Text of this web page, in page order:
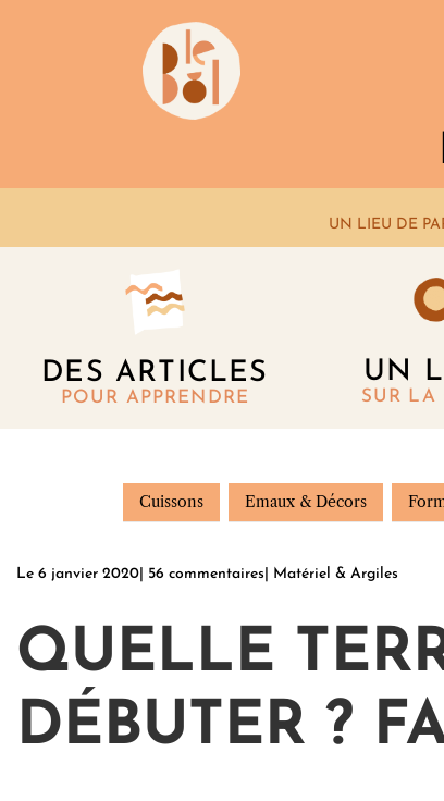
UN LIEU DE
DES ARTICLES
POUR APPRENDRE
UN
SUR LA
Cuissons Emaux & Décors
Le 6 janvier 2020 56 commentaires Matériel & Argiles
QUELLE
DÉBUTER ?